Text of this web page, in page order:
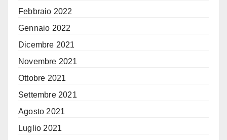
Febbraio 2022
Gennaio 2022
Dicembre 2021
Novembre 2021
Ottobre 2021
Settembre 2021
Agosto 2021
Luglio 2021